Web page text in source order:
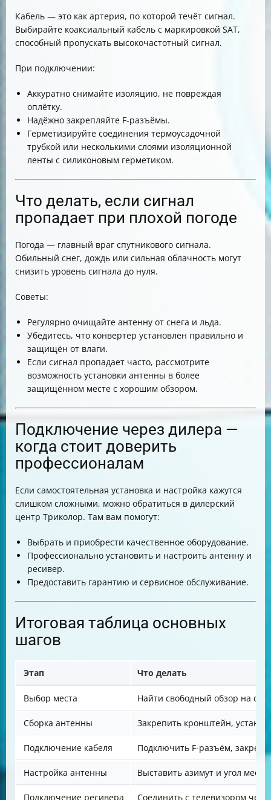
Кабель — это как артерия, по которой течёт сигнал.
Выбирайте коаксиальный кабель с маркировкой SAT,
способный пропускать высокочастотный сигнал.
При подключении:
Аккуратно снимайте изоляцию, не повреждая
оплётку.
Надёжно закрепляйте F-разъёмы.
Герметизируйте соединения термоусадочной
трубкой или несколькими слоями изоляционной
ленты с силиконовым герметиком.
Что делать, если сигнал
пропадает при плохой погоде
Погода — главный враг спутникового сигнала.
Обильный снег, дождь или сильная облачность могут
снизить уровень сигнала до нуля.
Советы:
Регулярно очищайте антенну от снега и льда.
Убедитесь, что конвертер установлен правильно и
защищён от влаги.
Если сигнал пропадает часто, рассмотрите
возможность установки антенны в более
защищённом месте с хорошим обзором.
Подключение через дилера —
когда стоит доверить
профессионалам
Если самостоятельная установка и настройка кажутся
слишком сложными, можно обратиться в дилерский
центр Триколор. Там вам помогут:
Выбрать и приобрести качественное оборудование.
Профессионально установить и настроить антенну и
ресивер.
Предоставить гарантию и сервисное обслуживание.
Итоговая таблица основных
шагов
Этап Что делать
Выбор места Найти свободный обзор на
Сборка антенны Закрепить кронштейн,
Подключение кабеля Подключить F-разъём,
Настройка антенны Выставить азимут и угол места
Подключение ресивера Соединить с телевизором